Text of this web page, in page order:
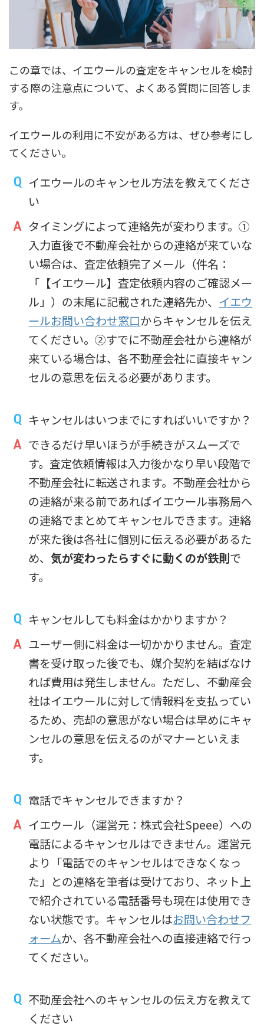
この章では、イエウールの査定をキャンセルを検討
する際の注意点について、よくある質問に回答しま
す。
イエウールの利用に不安がある方は、ぜひ参考にし
てください。
イエウールのキャンセル方法を教えてくださ
い
タイミングによって連絡先が変わります。①
入力直後で不動産会社からの連絡が来ていな
い場合は、査定依頼完了メール（件名：
「【イエウール】査定依頼内容のご確認メー
ル」）の末尾に記載された連絡先か、 イエウ
ールお問い合わせ窓口からキャンセルを伝え
てください。②すでに不動産会社から連絡が
来ている場合は、各不動産会社に直接キャン
セルの意思を伝える必要があります。
キャンセルはいつまでにすればいいですか？
できるだけ早いほうが手続きがスムーズで
す。査定依頼情報は入力後かなり早い段階で
不動産会社に転送されます。不動産会社から
の連絡が来る前であればイエウール事務局へ
の連絡でまとめてキャンセルできます。連絡
が来た後は各社に個別に伝える必要があるた
め、気が変わったらすぐに動くのが鉄則で
す。
キャンセルしても料金はかかりますか？
ユーザー側に料金は一切かかりません。査定
書を受け取った後でも、媒介契約を結ばなけ
れば費用は発生しません。ただし、不動産会
社はイエウールに対して情報料を支払ってい
るため、売却の意思がない場合は早めにキャ
ンセルの意思を伝えるのがマナーといえま
す。
電話でキャンセルできますか？
イエウール（運営元：株式会社Speee）への
電話によるキャンセルはできません。運営元
より「電話でのキャンセルはできなくなっ
た」との連絡を筆者は受けており、ネット上
で紹介されている電話番号も現在は使用でき
ない状態です。キャンセルはお問い合わせフ
ォームか、各不動産会社への直接連絡で行っ
てください。
不動産会社へのキャンセルの伝え方を教えて
ください